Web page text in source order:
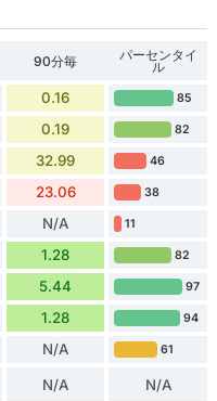
90分毎 パーセンタイ
ル
0.16 85
0.19 82
32.99 46
23.06 38
N/A 11
1.28 82
5.44 97
1.28 94
N/A 61
N/A N/A